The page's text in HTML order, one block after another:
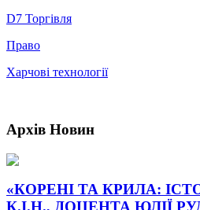
D7 Торгівля
Право
Харчові технології
Архів Новин
«КОРЕНІ ТА КРИЛА:
К.І.Н., ДОЦЕНТА ЮЛІЇ